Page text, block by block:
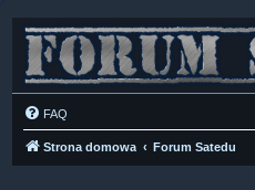
FAQ
Strona domowa Forum Satedu